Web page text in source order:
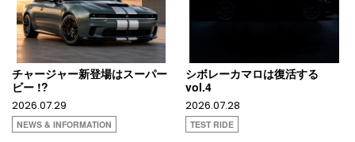
チャージャー新登場はスーパー
ビー !?
2026.07.29
NEWS & INFORMATION
シボレーカマロは復活する
vol.4
2026.07.28
TEST RIDE